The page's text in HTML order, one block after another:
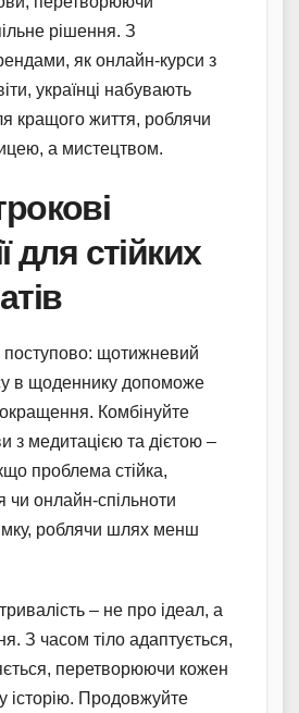
рішення. З
як онлайн-курси з
українці набувають
кращого життя, роблячи
а мистецтвом.
для стійких
поступово: щотижневий
в щоденнику допоможе
Комбінуйте
з медитацією та дієтою –
проблема стійка,
чи онлайн-спільноти
роблячи шлях менш
– не про ідеал, а
З часом тіло адаптується,
перетворюючи кожен
історію. Продовжуйте